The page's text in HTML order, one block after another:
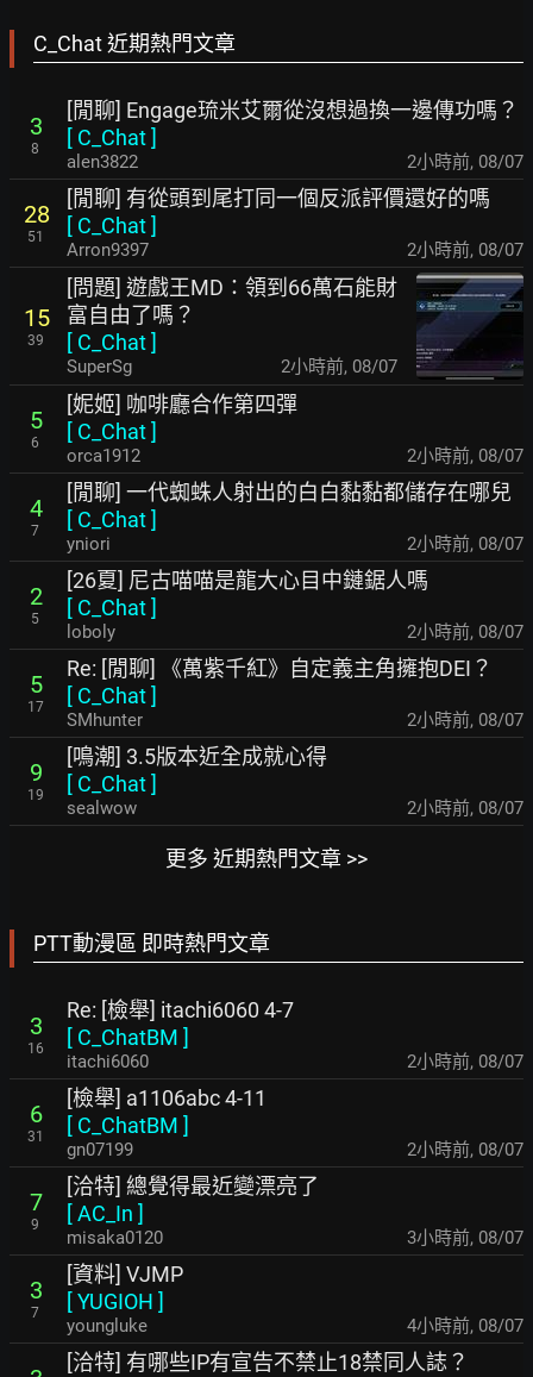
C_Chat 近期熱門文章
3
8
[閒聊] Engage琉米艾爾從沒想過換一邊傳功嗎？
[ C_Chat]
alen3822 2小時前, 08/07
28
51
[閒聊] 有從頭到尾打同一個反派評價還好的嗎
[ C_Chat]
Arron9397 2小時前, 08/07
15
39
[問題] 遊戲王MD：領到66萬石能財
富自由了嗎？
[ C_Chat]
SuperSg 2小時前, 08/07
5
6
[妮姬] 咖啡廳合作第四彈
[ C_Chat]
orca1912 2小時前, 08/07
4
7
[閒聊] 一代蜘蛛人射出的白白黏黏都儲存在哪兒
[ C_Chat]
yniori 2小時前, 08/07
2
5
[26夏] 尼古喵喵是龍大心目中鏈鋸人嗎
[ C_Chat]
loboly 2小時前, 08/07
5
17
Re: [閒聊] 《萬紫千紅》自定義主角擁抱DEI？
[ C_Chat]
SMhunter 2小時前, 08/07
9
19
[鳴潮] 3.5版本近全成就心得
[ C_Chat]
sealwow 2小時前, 08/07
更多 近期熱門文章 >>
PTT動漫區 即時熱門文章
3
16
Re: [檢舉] itachi6060 4-7
[ C_ChatBM ]
itachi6060 2小時前, 08/07
6
31
[檢舉] a1106abc 4-11
[ C_ChatBM ]
gn07199 2小時前, 08/07
7
9
[洽特] 總覺得最近變漂亮了
[AC_In ]
misaka0120 3小時前, 08/07
3
7
[資料] VJMP
[YUGIOH ]
youngluke 4小時前, 08/07
[洽特] 有哪些IP有宣告不禁止18禁同人誌？